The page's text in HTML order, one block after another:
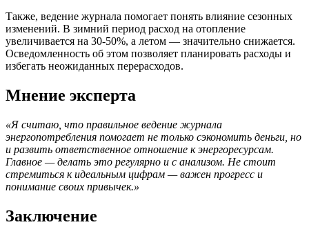
Также, ведение журнала помогает понять влияние сезонных
изменений. В зимний период расход на отопление
увеличивается на 30-50%, а летом — значительно снижается.
Осведомленность об этом позволяет планировать расходы и
избегать неожиданных перерасходов.
Мнение эксперта
«Я считаю, что правильное ведение журнала
энергопотребления помогает не только сэкономить деньги, но
и развить ответственное отношение к энергоресурсам.
Главное — делать это регулярно и с анализом. Не стоит
стремиться к идеальным цифрам — важен прогресс и
понимание своих привычек.»
Заключение